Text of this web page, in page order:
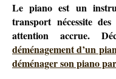
Le piano est un
transport nécessite
attention accrue.
déménagement d’un
déménager son piano